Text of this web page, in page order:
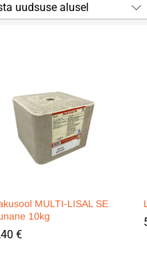
uudsuse alusel
MULTI-LISAL SE
10kg
€
€